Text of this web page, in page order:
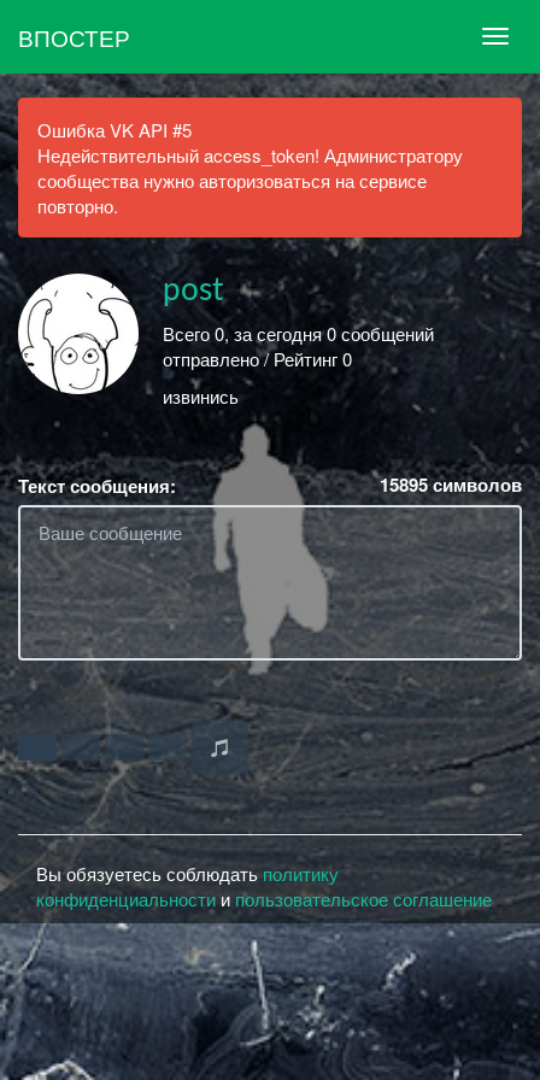
ВПОСТЕР
Ошибка VK API #5
Недействительный access_token! Администратору
сообщества нужно авторизоваться на сервисе
повторно.
post
Всего 0, за сегодня 0 сообщений
отправлено / Рейтинг 0
извинись
Текст сообщения: 15895символов
Вы обязуетесь соблюдать политику
конфиденциальности и пользовательское соглашение